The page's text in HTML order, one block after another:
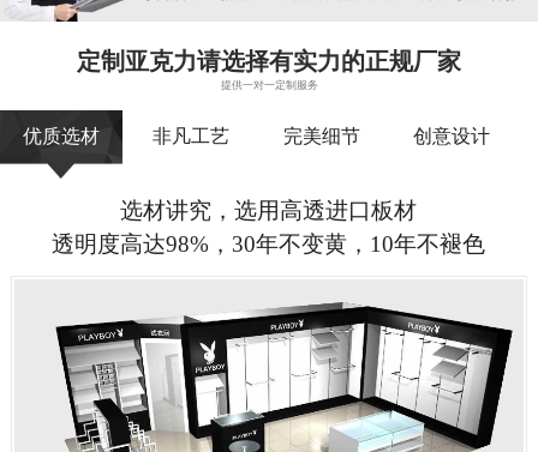
定制亚克力请选择有实力的正规厂家
提供一对一定制服务
优质选材 非凡工艺 完美细节 创意设计
选材讲究，选用高透进口板材
透明度高达98%，30年不变黄，10年不褪色